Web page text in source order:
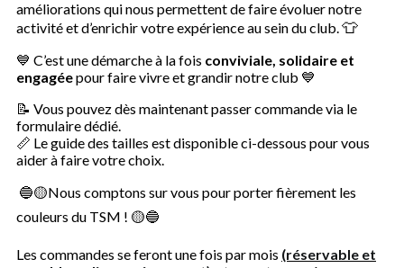
améliorations qui nous permettent de faire évoluer notre
activité et d’enrichir votre expérience au sein du club.👕
💙 C’est une démarche à la fois conviviale, solidaire et
engagéepour faire vivre et grandir notre club 💙
📝 Vous pouvez dès maintenant passer commande via le
formulaire dédié.
📏 Le guide des tailles est disponible ci-dessous pour vous
aider à faire votre choix.
🔵🟡Nous comptons sur vous pour porter fièrement les
couleurs du TSM ! 🟡🔵
Les commandes se feront une fois par mois (réservable et